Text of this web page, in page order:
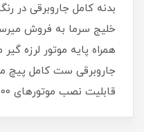
بدنه کامل جاروبرقی در
خلیج سرما به فروش
جاروبرقی ست کامل پیچ
قابلیت نصب موتورهای 1400 تا 2200 وات در همه مدل ها